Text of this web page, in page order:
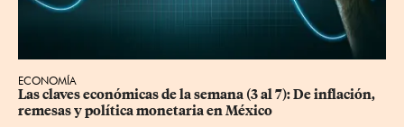
ECONOMÍA
Las claves económicas de la semana (3 al 7): De inflación,
remesas y política monetaria en México